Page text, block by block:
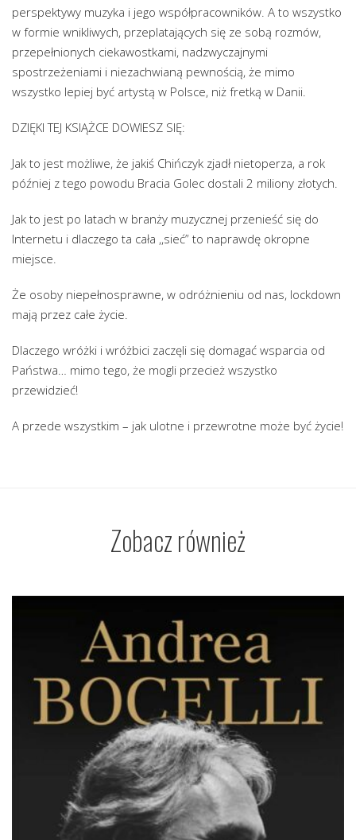
perspektywy muzyka i jego współpracowników. A to wszystko
w formie wnikliwych, przeplatających się ze sobą rozmów,
przepełnionych ciekawostkami, nadzwyczajnymi
spostrzeżeniami i niezachwianą pewnością, że mimo
wszystko lepiej być artystą w Polsce, niż fretką w Danii.
DZIĘKI TEJ KSIĄŻCE DOWIESZ SIĘ:
Jak to jest możliwe, że jakiś Chińczyk zjadł nietoperza, a rok
później z tego powodu Bracia Golec dostali 2 miliony złotych.
Jak to jest po latach w branży muzycznej przenieść się do
Internetu i dlaczego ta cała ,,sieć” to naprawdę okropne
miejsce.
Że osoby niepełnosprawne, w odróżnieniu od nas, lockdown
mają przez całe życie.
Dlaczego wróżki i wróżbici zaczęli się domagać wsparcia od
Państwa… mimo tego, że mogli przecież wszystko
przewidzieć!
A przede wszystkim – jak ulotne i przewrotne może być życie!
Zobacz również